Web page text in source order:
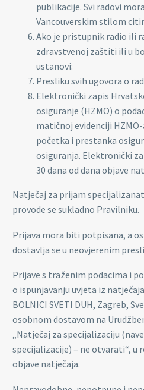
publikacije. Svi radovi
Vancouverskim stilom
Ako je pristupnik radio ili
zdravstvenoj zaštiti ili u
ustanovi:
Presliku svih ugovora o
Elektronički zapis
osiguranje (HZMO) o
matičnoj evidenciji
početka i prestanka
osiguranja. Elektronički
30 dana od dana objave
Natječaj za prijam
provode se sukladno Pravilniku.
Prijava mora biti potpisana, a
dostavlja se u neovjerenim
Prijave s traženim podacima i
o ispunjavanju uvjeta iz
BOLNICI SVETI DUH, Zagreb,
osobnom dostavom na
„Natječaj za specijalizaciju
specijalizacije) – ne otvarati“, u
objave natječaja.